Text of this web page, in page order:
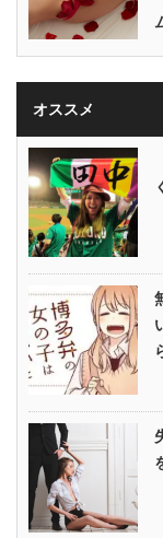
オススメ